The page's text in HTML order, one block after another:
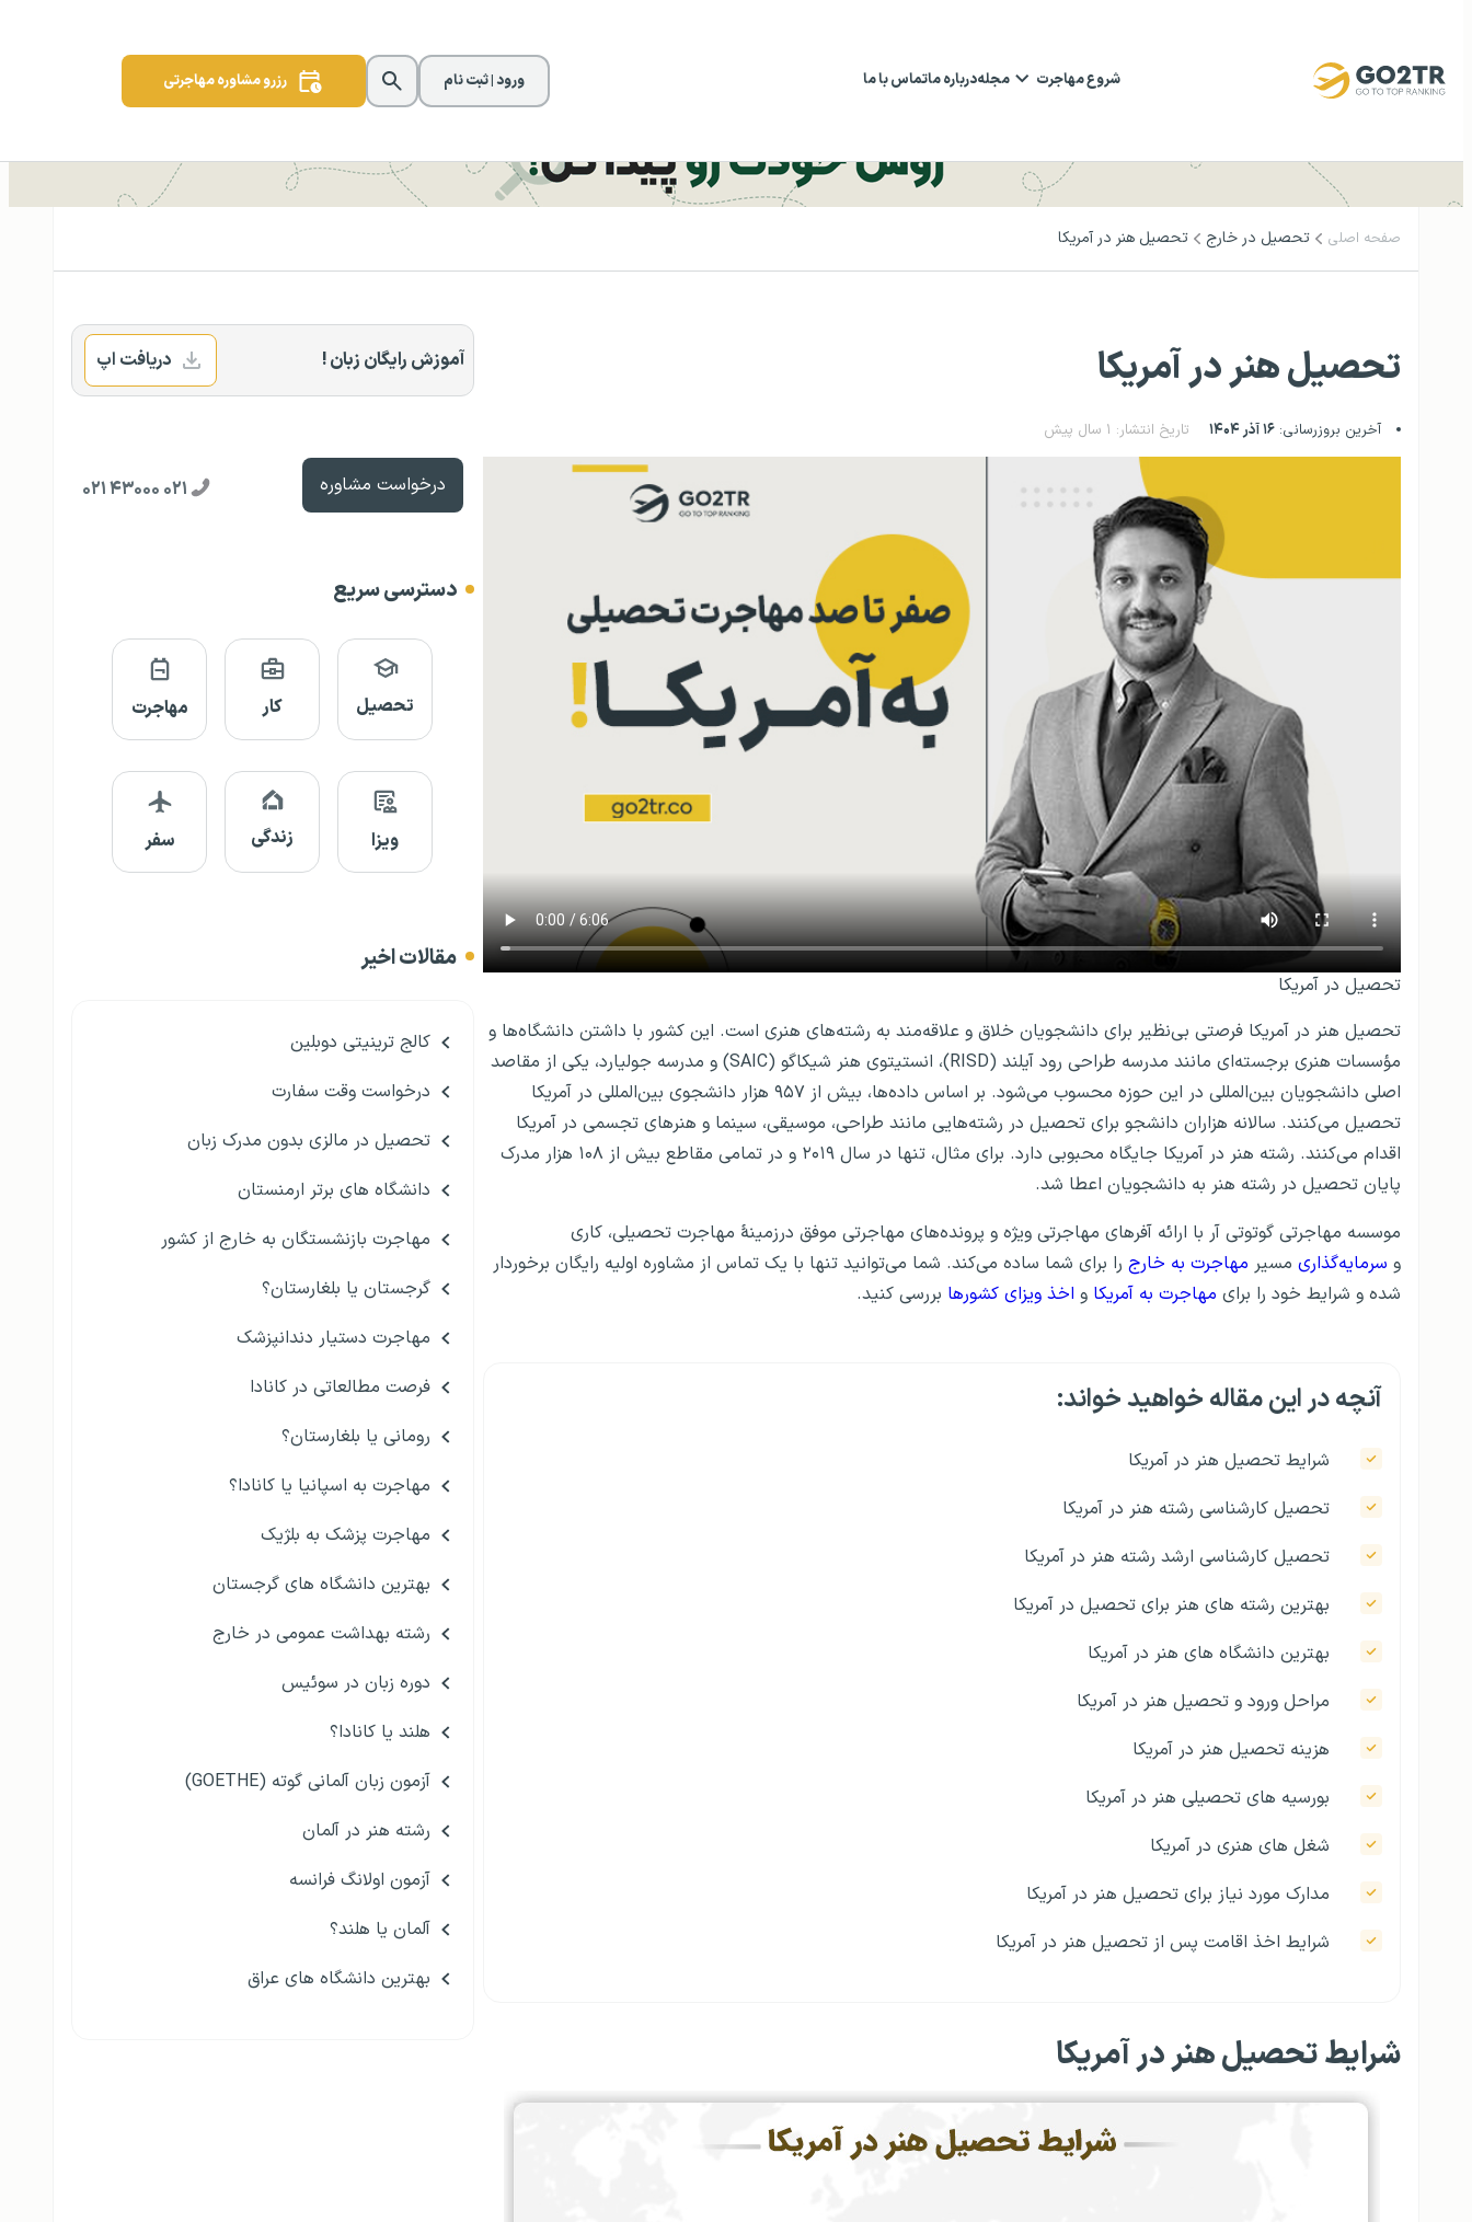
شروع مهاجرت مجلهدرباره ماتماس با ما ورود | ثبت نام رزرو مشاوره مهاجرتی
صفحه اصلی تحصیل در خارج تحصیل هنر در آمریکا
تحصیل هنر در آمریکا
آخرین بروزرسانی: ۱۶ آذر ۱۴۰۴ تاریخ انتشار: ۱ سال پیش
تحصیل در آمریکا
تحصیل هنر در آمریکا فرصتی بی‌نظیر برای دانشجویان خلاق و علاقه‌مند به رشته‌های هنری است. این کشور با داشتن دانشگاه‌ها و
مؤسسات هنری برجسته‌ای مانند مدرسه طراحی رود آیلند (RISD)، انستیتوی هنر شیکاگو (SAIC) و مدرسه جولیارد، یکی از مقاصد
اصلی دانشجویان بین‌المللی در این حوزه محسوب می‌شود. بر اساس داده‌ها، بیش از ۹۵۷ هزار دانشجوی بین‌المللی در آمریکا
تحصیل می‌کنند. سالانه هزاران دانشجو برای تحصیل در رشته‌هایی مانند طراحی، موسیقی، سینما و هنرهای تجسمی در آمریکا
اقدام می‌کنند. رشته هنر در آمریکا جایگاه محبوبی دارد. برای مثال، تنها در سال ۲۰۱۹ و در تمامی مقاطع بیش از ۱۰۸ هزار مدرک
پایان تحصیل در رشته هنر به دانشجویان اعطا شد.
موسسه مهاجرتی گوتوتی آر با ارائه آفرهای مهاجرتی ویژه و پرونده‌های مهاجرتی موفق درزمینهٔ مهاجرت تحصیلی، کاری
و سرمایه‌گذاری مسیر مهاجرت به خارج را برای شما ساده می‌کند. شما می‌توانید تنها با یک تماس از مشاوره اولیه رایگان برخوردار
شده و شرایط خود را برای مهاجرت به آمریکا و اخذ ویزای کشورها بررسی کنید.
آنچه در این مقاله خواهید خواند:
شرایط تحصیل هنر در آمریکا
تحصیل کارشناسی رشته هنر در آمریکا
تحصیل کارشناسی ارشد رشته هنر در آمریکا
بهترین رشته‌ های هنر برای تحصیل در آمریکا
بهترین دانشگاه‌ های هنر در آمریکا
مراحل ورود و تحصیل هنر در آمریکا
هزینه تحصیل هنر در آمریکا
بورسیه‌ های تحصیلی هنر در آمریکا
شغل‌ های هنری در آمریکا
مدارک مورد نیاز برای تحصیل هنر در آمریکا
شرایط اخذ اقامت پس از تحصیل هنر در آمریکا
شرایط تحصیل هنر در آمریکا
آموزش رایگان زبان ! دریافت اپ
درخواست مشاوره ۰۲۱ ۴۳۰۰۰ ۰۲۱
دسترسی سریع
تحصیل کار مهاجرت
ویزا زندگی سفر
مقالات اخیر
کالج ترینیتی دوبلین
درخواست وقت سفارت
تحصیل در مالزی بدون مدرک زبان
دانشگاه های برتر ارمنستان
مهاجرت بازنشستگان به خارج از کشور
گرجستان یا بلغارستان؟
مهاجرت دستیار دندانپزشک
فرصت مطالعاتی در کانادا
رومانی یا بلغارستان؟
مهاجرت به اسپانیا یا کانادا؟
مهاجرت پزشک به بلژیک
بهترین دانشگاه های گرجستان
رشته بهداشت عمومی در خارج
دوره زبان در سوئیس
هلند یا کانادا؟
آزمون زبان آلمانی گوته (GOETHE)
رشته هنر در آلمان
آزمون اولانگ فرانسه
آلمان یا هلند؟
بهترین دانشگاه های عراق